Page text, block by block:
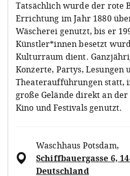
Tatsächlich wurde der rote
Errichtung im Jahr 1880
Wäscherei genutzt, bis er
Künstler*innen besetzt
Kulturraum dient.
Konzerte, Partys, Lesungen
Theateraufführungen statt,
große Gelände direkt an
Kino und Festivals genutzt.
Waschhaus Potsdam,
Schiffbauergasse 6,
Deutschland